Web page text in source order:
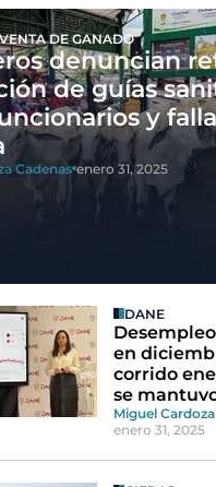
DE GANADO
denuncian
de guías
y
Cadenas enero 31, 2025
DANE
en
corrido
se
Miguel
enero 31, 2025